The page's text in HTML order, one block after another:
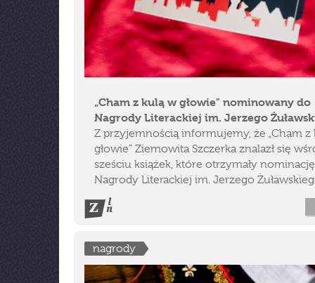
„Cham z kulą w głowie" nominowany do
Nagrody Literackiej im. Jerzego
Z przyjemnością informujemy, że „Cham z
głowie" Ziemowita Szczerka znalazł się
sześciu książek, które otrzymały
Nagrody Literackiej im. Jerzego
nagrody